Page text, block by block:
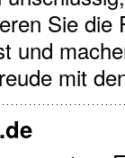
Sie
und
mit